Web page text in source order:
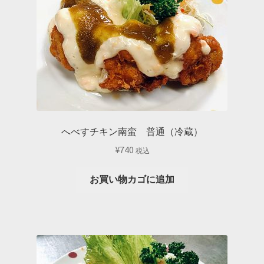
へべすチキン南蛮 普通（冷蔵）
¥740 税込
お買い物カゴに追加